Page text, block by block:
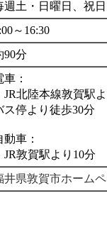
週土・日曜日、祝
～16:30
90分
車：
JR北陸本線敦賀
ス停より徒歩30分
動車：
JR敦賀駅より10分
井県敦賀市ホーム